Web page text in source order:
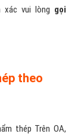
xác vui lòng gọi
theo
thép Trên OA,